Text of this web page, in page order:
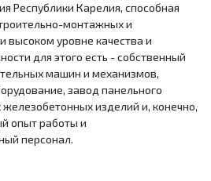
Республики Карелия, способная
монтажных и
высоком уровне качества и
для этого есть - собственный
машин и механизмов,
завод панельного
изделий и, конечно,
опыт работы и
персонал.